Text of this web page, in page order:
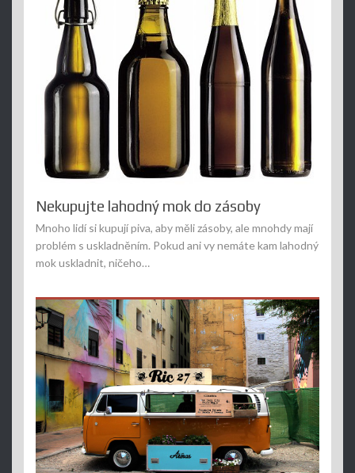
Nekupujte lahodný mok do zásoby
Mnoho lidí si kupují piva, aby měli zásoby, ale mnohdy mají
problém s uskladněním. Pokud ani vy nemáte kam lahodný
mok uskladnit, ničeho…